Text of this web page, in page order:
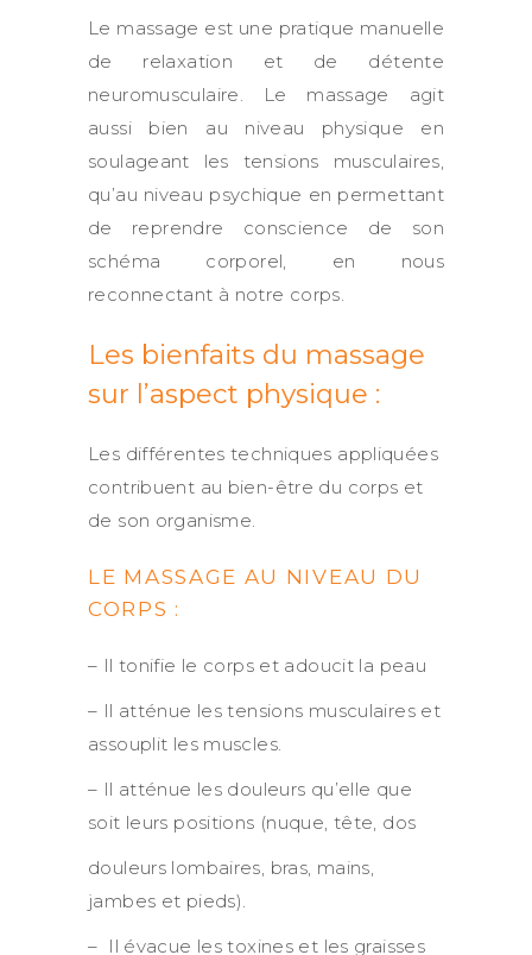
Le massage est une pratique manuelle
de relaxation et de détente
neuromusculaire. Le massage agit
aussi bien au niveau physique en
soulageant les tensions musculaires,
qu’au niveau psychique en permettant
de reprendre conscience de son
schéma corporel, en nous
reconnectant à notre corps.
Les bienfaits du massage
sur l’aspect physique :
Les différentes techniques appliquées
contribuent au bien-être du corps et
de son organisme.
LE MASSAGE AU NIVEAU DU
CORPS :
– Il tonifie le corps et adoucit la peau
– Il atténue les tensions musculaires et
assouplit les muscles.
– Il atténue les douleurs qu’elle que
soit leurs positions (nuque, tête, dos
douleurs lombaires, bras, mains,
jambes et pieds).
– Il évacue les toxines et les graisses